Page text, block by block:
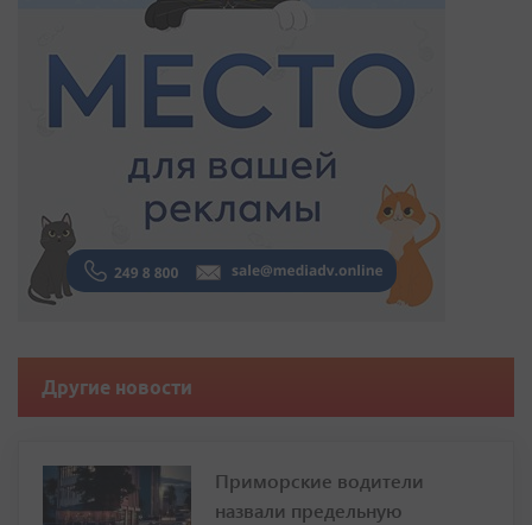
Другие новости
Приморские водители
назвали предельную